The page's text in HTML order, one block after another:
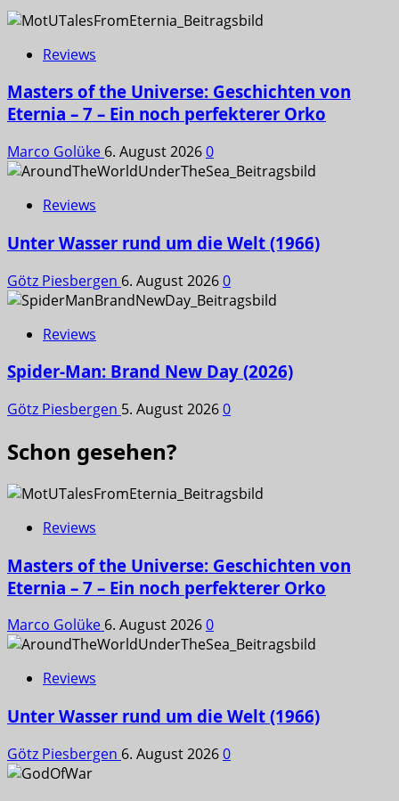
Reviews
Masters of the Universe: Geschichten von
Eternia – 7 – Ein noch perfekterer Orko
Marco Golüke 6. August 20260
Reviews
Unter Wasser rund um die Welt (1966)
Götz Piesbergen 6. August 20260
Reviews
Spider-Man: Brand New Day (2026)
Götz Piesbergen 5. August 20260
Schon gesehen?
Reviews
Masters of the Universe: Geschichten von
Eternia – 7 – Ein noch perfekterer Orko
Marco Golüke 6. August 20260
Reviews
Unter Wasser rund um die Welt (1966)
Götz Piesbergen 6. August 20260